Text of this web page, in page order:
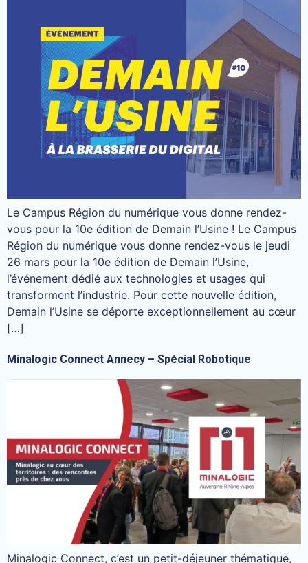
Le Campus Région du numérique vous donne rendez-
vous pour la 10e édition de Demain l’Usine ! Le Campus
Région du numérique vous donne rendez-vous le jeudi
26 mars pour la 10e édition de Demain l’Usine,
l’événement dédié aux technologies et usages qui
transforment l’industrie. Pour cette nouvelle édition,
Demain l’Usine se déporte exceptionnellement au cœur
[…]
Minalogic Connect Annecy – Spécial Robotique
Minalogic Connect, c’est un petit-déjeuner thématique,